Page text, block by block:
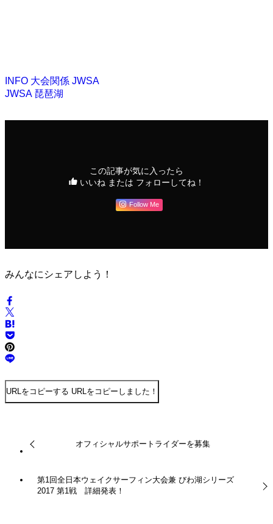
INFO 大会関係 JWSA
JWSA 琵琶湖
この記事が気に入ったら
いいね または フォローしてね！
Follow Me
みんなにシェアしよう！
URLをコピーする URLをコピーしました！
オフィシャルサポートライダーを募集
第1回全日本ウェイクサーフィン大会兼 びわ湖シリーズ
2017 第1戦 詳細発表！